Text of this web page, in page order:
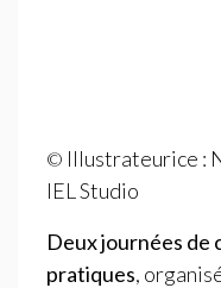
© Illustrateurice :
IEL Studio
Deux journées de
pratiques,